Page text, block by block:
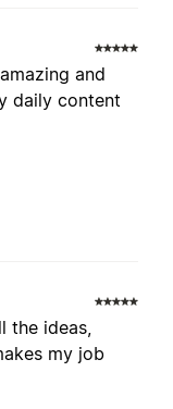
and
daily content
the ideas,
my job